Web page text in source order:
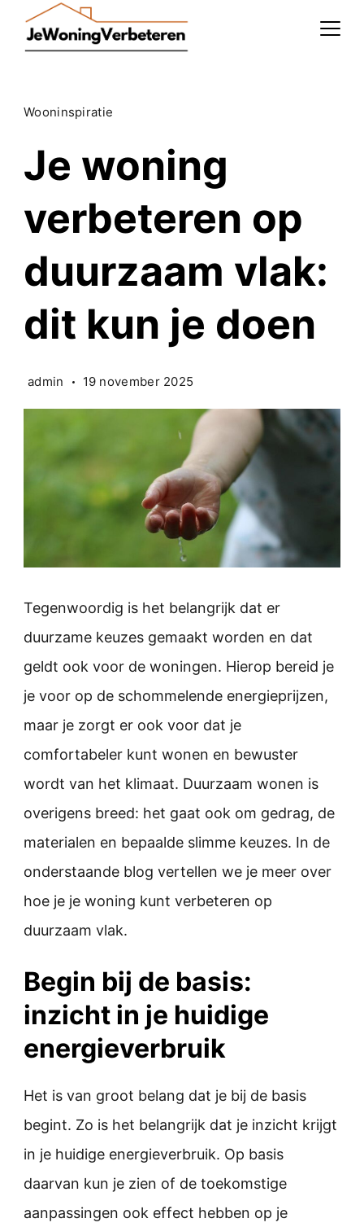
Wooninspiratie
Je woning
verbeteren op
duurzaam vlak:
dit kun je doen
admin 19 november 2025
Tegenwoordig is het belangrijk dat er
duurzame keuzes gemaakt worden en dat
geldt ook voor de woningen. Hierop bereid je
je voor op de schommelende energieprijzen,
maar je zorgt er ook voor dat je
comfortabeler kunt wonen en bewuster
wordt van het klimaat. Duurzaam wonen is
overigens breed: het gaat ook om gedrag, de
materialen en bepaalde slimme keuzes. In de
onderstaande blog vertellen we je meer over
hoe je je woning kunt verbeteren op
duurzaam vlak.
Begin bij de basis:
inzicht in je huidige
energieverbruik
Het is van groot belang dat je bij de basis
begint. Zo is het belangrijk dat je inzicht krijgt
in je huidige energieverbruik. Op basis
daarvan kun je zien of de toekomstige
aanpassingen ook effect hebben op je